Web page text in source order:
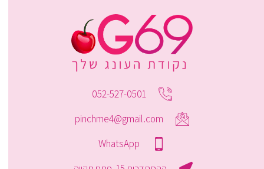
052-527-0501
pinchme4@gmail.com
WhatsApp